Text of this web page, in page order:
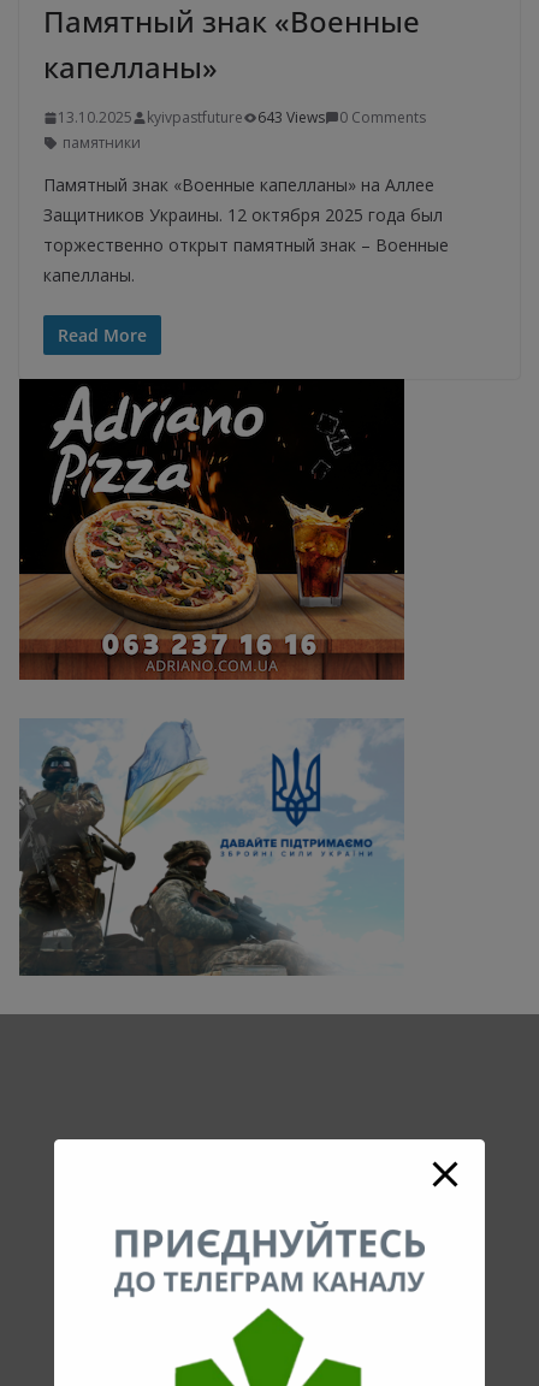
Памятный знак «Военные
капелланы»
13.10.2025 kyivpastfuture 643 Views
0 Comments
памятники
Памятный знак «Военные капелланы» на Аллее
Защитников Украины. 12 октября 2025 года был
торжественно открыт памятный знак – Военные
капелланы.
Read More